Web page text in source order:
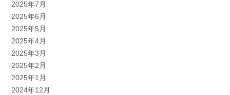
2025年7月
2025年6月
2025年5月
2025年4月
2025年3月
2025年2月
2025年1月
2024年12月